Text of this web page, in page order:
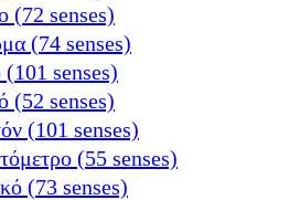
(72 senses)
(74 senses)
senses)
(52 senses)
(101 senses)
(55 senses)
(73 senses)